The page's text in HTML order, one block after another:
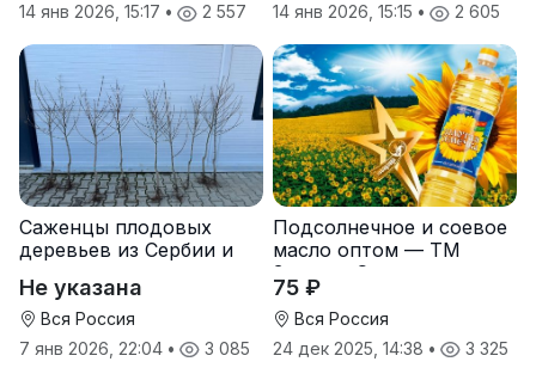
14 янв 2026, 15:17 • 2 557
14 янв 2026, 15:15 • 2 605
Саженцы плодовых
деревьев из Сербии и
Не указана
Вся Россия
7 янв 2026, 22:04 • 3 085
Подсолнечное и соевое
масло оптом — ТМ
Золотая Семечка
75 ₽
Вся Россия
24 дек 2025, 14:38 • 3 325